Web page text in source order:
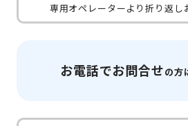
専用オペレーターより折り返し
お電話でお問合せの方